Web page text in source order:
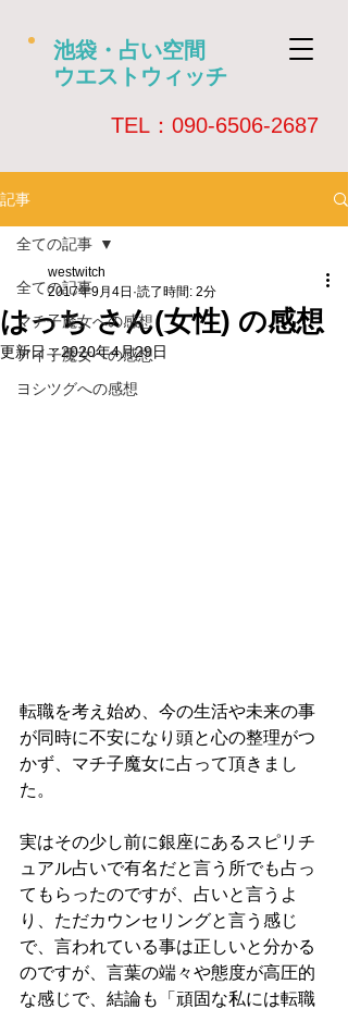
池袋・占い空間
ウエストウィッチ
​TEL：090-6506-2687
記事
全ての記事
マチ子魔女への感想
アイ子魔女への感想
ヨシツグへの感想
全ての記事
はっち さん(女性) の感想
westwitch
2017年9月4日 読了時間: 2分
更新日：2020年4月29日
転職を考え始め、今の生活や未来の事
が同時に不安になり頭と心の整理がつ
かず、マチ子魔女に占って頂きまし
た。
実はその少し前に銀座にあるスピリチ
ュアル占いで有名だと言う所でも占っ
てもらったのですが、占いと言うよ
り、ただカウンセリングと言う感じ
で、言われている事は正しいと分かる
のですが、言葉の端々や態度が高圧的
な感じで、結論も「頑固な私には転職